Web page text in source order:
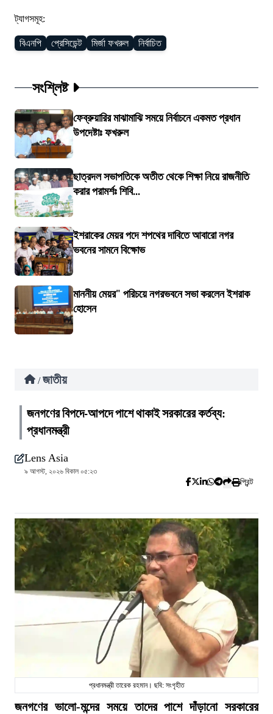
ট্যাগসমূহ:
বিএনপি প্রেসিডেন্ট মির্জা ফখরুল নির্বাচিত
সংশ্লিষ্ট
ফেব্রুয়ারির মাঝামাঝি সময়ে নির্বাচনে একমত প্রধান
উপদেষ্টাঃ ফখরুল
ছাত্রদল সভাপতিকে অতীত থেকে শিক্ষা নিয়ে রাজনীতি
করার পরামর্শঃ শিবি...
ইশরাকের মেয়র পদে শপথের দাবিতে আবারো নগর
ভবনের সামনে বিক্ষোভ
মাননীয় মেয়র" পরিচয়ে নগরভবনে সভা করলেন ইশরাক
হোসেন
/ জাতীয়
জনগণের বিপদে-আপদে পাশে থাকাই সরকারের কর্তব্য:
প্রধানমন্ত্রী
Lens Asia
৯ আগস্ট, ২০২৬ বিকাল ০৫:২৩
প্রিন্ট
প্রধানমন্ত্রী তারেক রহমান। ছবি: সংগৃহীত
জনগণের ভালো-মন্দের সময়ে তাদের পাশে দাঁড়ানো সরকারের